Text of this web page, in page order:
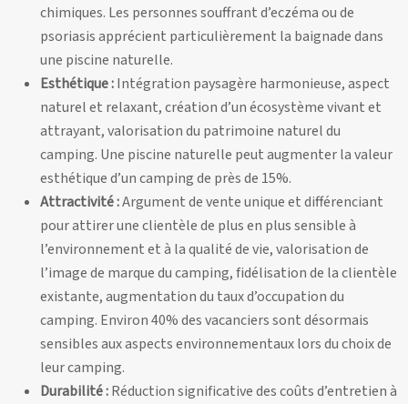
chimiques. Les personnes souffrant d’eczéma ou de
psoriasis apprécient particulièrement la baignade dans
une piscine naturelle.
Esthétique :Intégration paysagère harmonieuse, aspect
naturel et relaxant, création d’un écosystème vivant et
attrayant, valorisation du patrimoine naturel du
camping. Une piscine naturelle peut augmenter la valeur
esthétique d’un camping de près de 15%.
Attractivité :Argument de vente unique et différenciant
pour attirer une clientèle de plus en plus sensible à
l’environnement et à la qualité de vie, valorisation de
l’image de marque du camping, fidélisation de la clientèle
existante, augmentation du taux d’occupation du
camping. Environ 40% des vacanciers sont désormais
sensibles aux aspects environnementaux lors du choix de
leur camping.
Durabilité :Réduction significative des coûts d’entretien à